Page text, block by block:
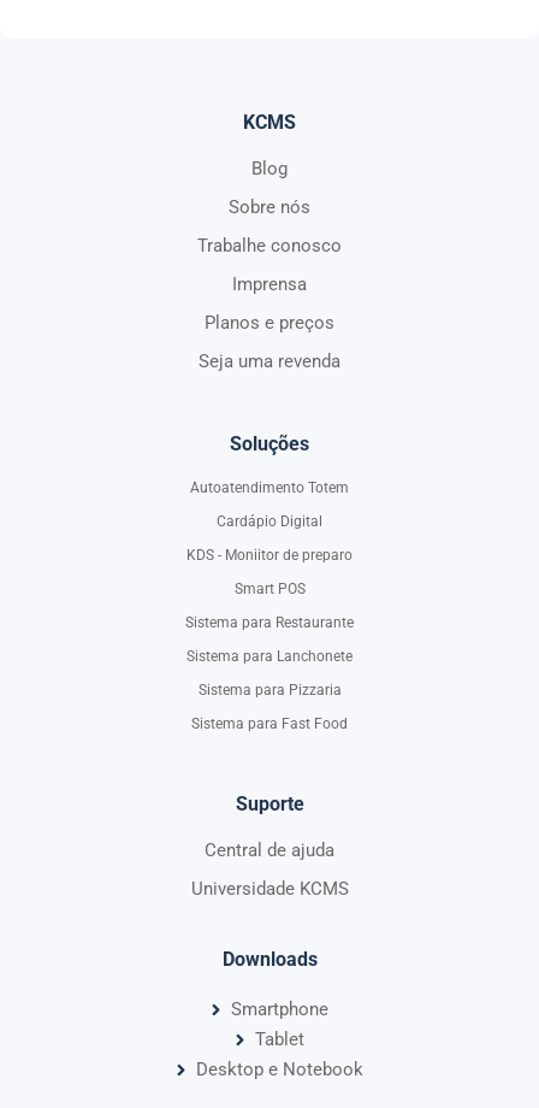
KCMS
Blog
Sobre nós
Trabalhe conosco
Imprensa
Planos e preços
Seja uma revenda
Soluções
Autoatendimento Totem
Cardápio Digital
KDS - Moniitor de preparo
Smart POS
Sistema para Restaurante
Sistema para Lanchonete
Sistema para Pizzaria
Sistema para Fast Food
Suporte
Central de ajuda
Universidade KCMS
Downloads
Smartphone
Tablet
Desktop e Notebook